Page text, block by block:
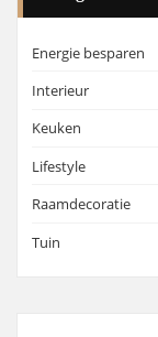
Energie besparen
Interieur
Keuken
Lifestyle
Raamdecoratie
Tuin